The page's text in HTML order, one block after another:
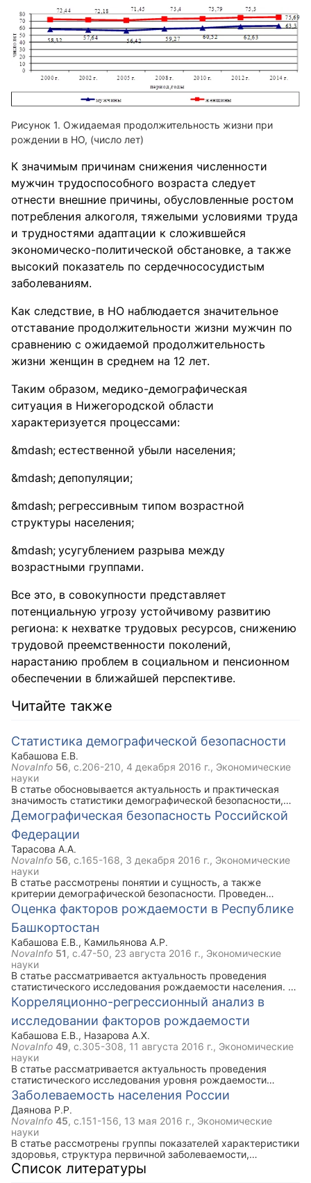
Ожидаемая продолжительность жизни при
рождении в НО, (число лет)
К значимым причинам снижения численности
мужчин трудоспособного возраста следует
отнести внешние причины, обусловленные ростом
потребления алкоголя, тяжелыми условиями труда
и трудностями адаптации к сложившейся
экономическо-политической обстановке, а также
высокий показатель по сердечнососудистым
заболеваниям.
Как следствие, в НО наблюдается значительное
отставание продолжительности жизни мужчин по
сравнению с ожидаемой продолжительность
жизни женщин в среднем на 12 лет.
Таким образом, медико-демографическая
ситуация в Нижегородской области
характеризуется процессами:
естественной убыли населения;
депопуляции;
регрессивным типом возрастной
структуры населения;
усугублением разрыва между
возрастными группами.
Все это, в совокупности представляет
потенциальную угрозу устойчивому развитию
региона: к нехватке трудовых ресурсов, снижению
трудовой преемственности поколений,
нарастанию проблем в социальном и пенсионном
обеспечении в ближайшей перспективе.
Читайте также
Статистика демографической безопасности
Кабашова Е.В.
NovaInfo 56, с.206-210, 4 декабря 2016 г., Экономические
науки
В статье обосновывается актуальность и практическая
значимость статистики демографической безопасности,
приводится система статистических показателей и
методов исследования демографических угроз.
Демографическая безопасность Российской
Федерации
Тарасова А.А.
NovaInfo 56, с.165-168, 3 декабря 2016 г., Экономические
науки
В статье рассмотрены понятии и сущность, а также
критерии демографической безопасности. Проведен
анализ динамики основных показателей демографической
безопасности России за период с 1990 по 2014 годы.
Оценка факторов рождаемости в Республике
Башкортостан
Кабашова Е.В., Камильянова А.Р.
NovaInfo 51 , с.47-50, 23 августа 2016 г., Экономические
науки
В статье рассматривается актуальность проведения
статистического исследования рождаемости населения. С
помощью корреляционно-регрессионного анализа,
проведенного по данным Республики Башкортостан,
выявлены основные факторы, влияющие на уровень
рождаемости, а также дана количественная оценка
данной зависимости.
Корреляционно-регрессионный анализ в
исследовании факторов рождаемости
Кабашова Е.В., Назарова А.Х.
NovaInfo 49, с.305-308, 11 августа 2016 г., Экономические
науки
В статье рассматривается актуальность проведения
статистического исследования уровня рождаемости
населения. С помощью корреляционно-регрессионного
анализа, проведенного по данным регионов Российской
Федерации, выявлены основные факторы, влияющие на
уровень рождаемости, а также дана количественная
оценка данной зависимости.
Заболеваемость населения России
Даянова Р.Р.
NovaInfo 45, с.151-156, 13 мая 2016 г., Экономические
науки
В статье рассмотрены группы показателей характеристики
здоровья, структура первичной заболеваемости,
структура смертности, сравнительный анализ России и
США.
Список литературы